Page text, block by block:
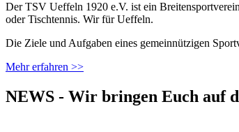
Der TSV Ueffeln 1920 e.V. ist ein
oder Tischtennis. Wir für Ueffeln.
Die Ziele und Aufgaben eines gemeinnützigen
Mehr erfahren >>
NEWS - Wir bringen Euch auf